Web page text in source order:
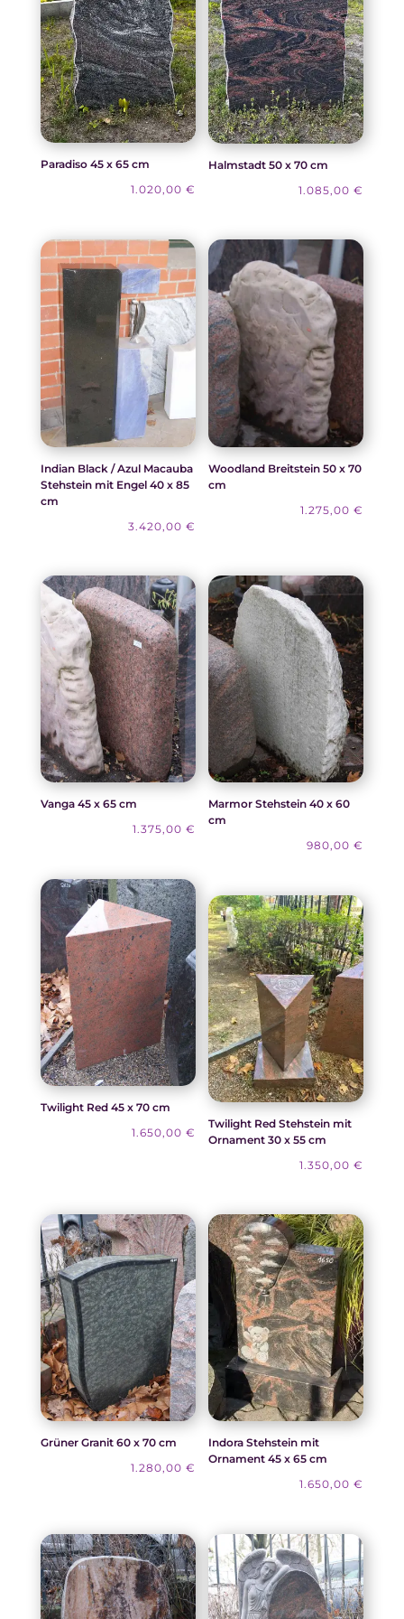
Paradiso 45 x 65 cm
1.020,00 €
Halmstadt 50 x 70 cm
1.085,00€
Indian Black / Azul Macauba
Stehstein mit Engel 40 x 85
cm
3.420,00 €
Woodland Breitstein 50 x 70
cm
1.275,00€
Vanga 45 x 65 cm
1.375,00 €
Marmor Stehstein 40 x 60
cm
980,00€
Twilight Red 45 x 70 cm
1.650,00 €
Twilight Red Stehstein mit
Ornament 30 x 55 cm
1.350,00€
Grüner Granit 60 x 70 cm
1.280,00 €
Indora Stehstein mit
Ornament 45 x 65 cm
1.650,00€